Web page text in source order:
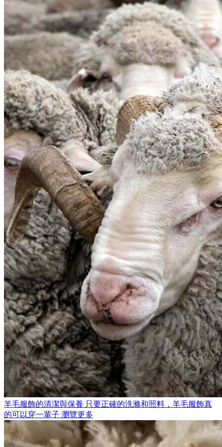
羊毛服飾的清潔與保養 只要正確的洗滌和照料，羊毛服飾真
的可以穿一輩子 瀏覽更多